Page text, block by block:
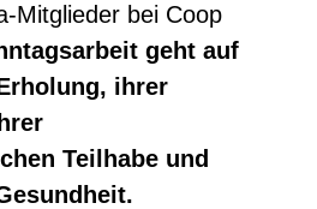
Mitglieder bei Coop
geht auf
ihrer
Teilhabe und